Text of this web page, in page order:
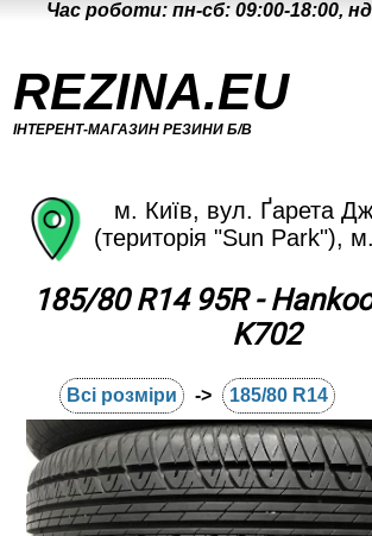
Час роботи: пн-сб: 09:00-18:00,
REZINA.EU
ІНТЕРЕНТ-МАГАЗИН РЕЗИНИ Б/В
м. Київ, вул. Ґарета
(територія "Sun Park"),
185/80 R14 95R -
K702
Всі розміри -> 185/80 R14